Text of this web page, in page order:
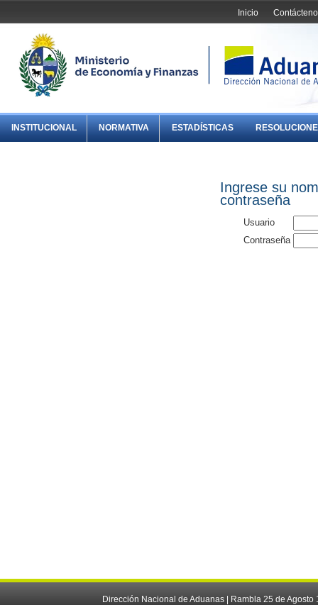
Inicio
INSTITUCIONAL NORMATIVA ESTADÍSTICAS
Ingrese su
contraseña
Usuario
Contraseña
Dirección Nacional de Aduanas | Rambla 25 de